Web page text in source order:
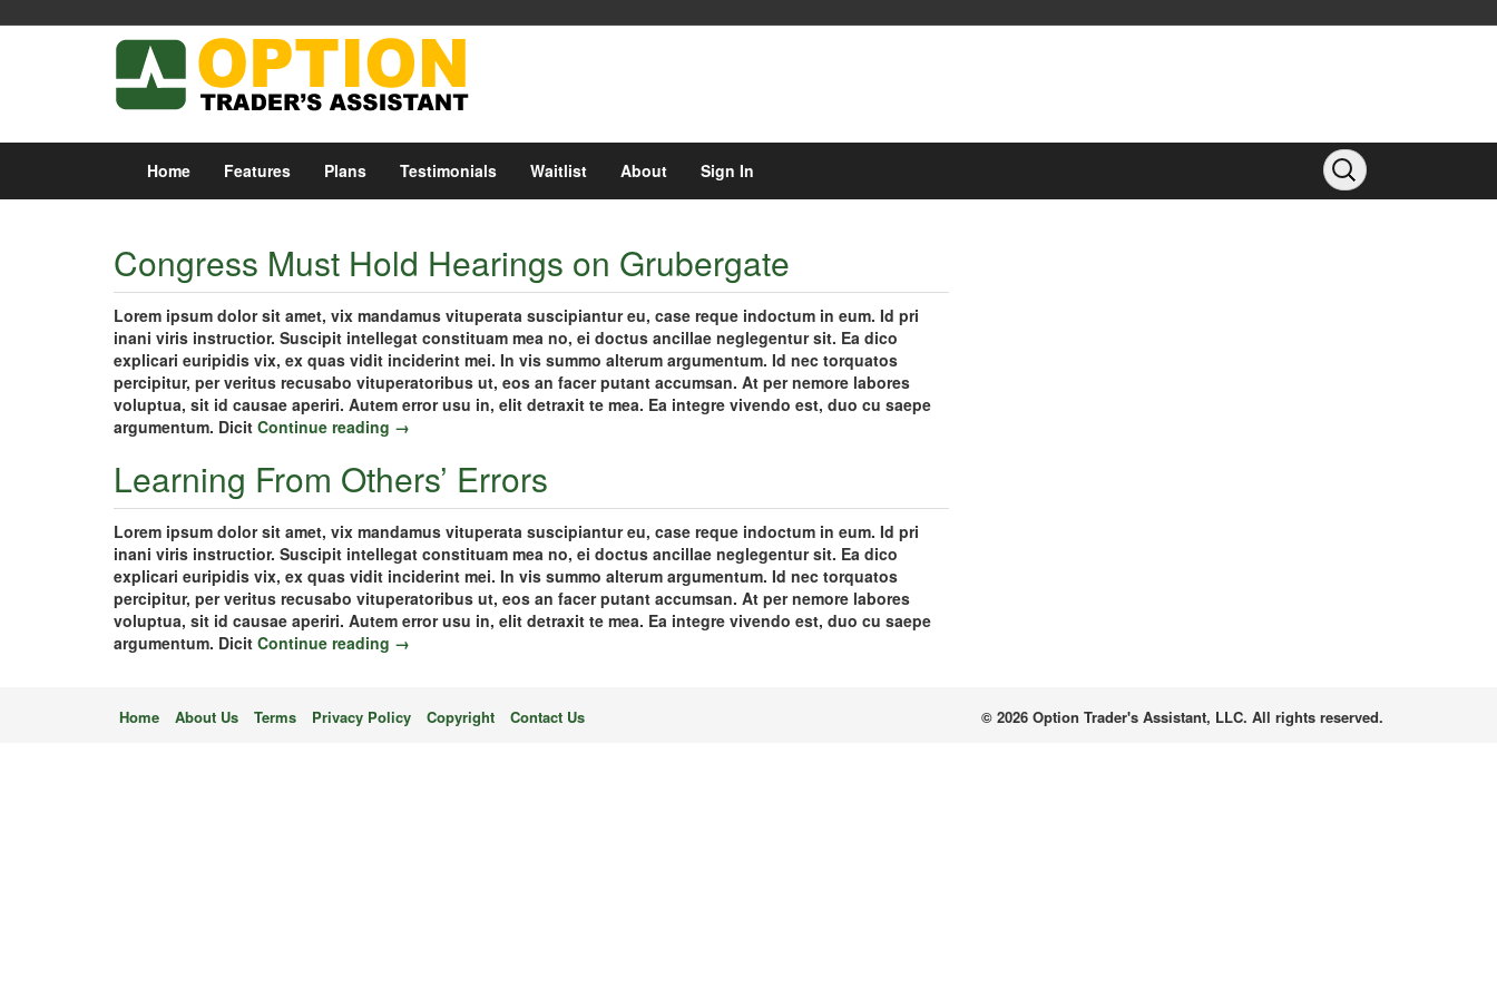
Home Features Plans Testimonials Waitlist About Sign In
Congress Must Hold Hearings on Grubergate
Lorem ipsum dolor sit amet, vix mandamus vituperata suscipiantur eu, case reque indoctum in eum. Id pri
inani viris instructior. Suscipit intellegat constituam mea no, ei doctus ancillae neglegentur sit. Ea dico
explicari euripidis vix, ex quas vidit inciderint mei. In vis summo alterum argumentum. Id nec torquatos
percipitur, per veritus recusabo vituperatoribus ut, eos an facer putant accumsan. At per nemore labores
voluptua, sit id causae aperiri. Autem error usu in, elit detraxit te mea. Ea integre vivendo est, duo cu saepe
argumentum. Dicit Continue reading →
Learning From Others’ Errors
Lorem ipsum dolor sit amet, vix mandamus vituperata suscipiantur eu, case reque indoctum in eum. Id pri
inani viris instructior. Suscipit intellegat constituam mea no, ei doctus ancillae neglegentur sit. Ea dico
explicari euripidis vix, ex quas vidit inciderint mei. In vis summo alterum argumentum. Id nec torquatos
percipitur, per veritus recusabo vituperatoribus ut, eos an facer putant accumsan. At per nemore labores
voluptua, sit id causae aperiri. Autem error usu in, elit detraxit te mea. Ea integre vivendo est, duo cu saepe
argumentum. Dicit Continue reading →
Home About Us Terms Privacy Policy Copyright Contact Us © 2026 Option Trader's Assistant, LLC. All rights reserved.